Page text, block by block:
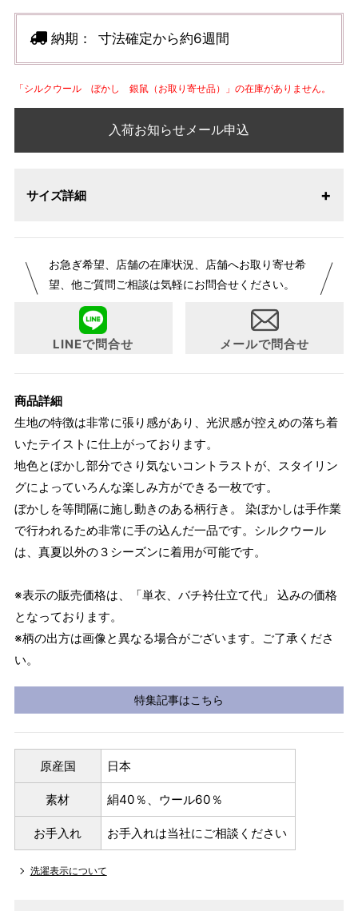
納期： 寸法確定から約6週間
「シルクウール ぼかし 銀鼠（お取り寄せ品）」の在庫がありません。
入荷お知らせメール申込
サイズ詳細
が変更になりました。パターンオーダーは、お客様のお声か
らよりお召しになりやすい寸法に変更いたしました。変更点
について詳細をお知りになりたい方はお問い合わせくださ
お急ぎ希望、店舗の在庫状況、店舗へお取り寄せ希
望、他ご質問ご相談は気軽にお問合せください。
LINEで問合せ メールで問合せ
商品詳細
生地の特徴は非常に張り感があり、光沢感が控えめの落ち着
いたテイストに仕上がっております。
地色とぼかし部分でさり気ないコントラストが、スタイリン
グによっていろんな楽しみ方ができる一枚です。
ぼかしを等間隔に施し動きのある柄行き。 染ぼかしは手作業
で行われるため非常に手の込んだ一品です。シルクウール
は、真夏以外の３シーズンに着用が可能です。
※表示の販売価格は、「単衣、バチ衿仕立て代」 込みの価格
となっております。
※柄の出方は画像と異なる場合がございます。ご了承くださ
い。
特集記事はこちら
原産国 日本
素材 絹40％、ウール60％
お手入れ お手入れは当社にご相談ください
洗濯表示について